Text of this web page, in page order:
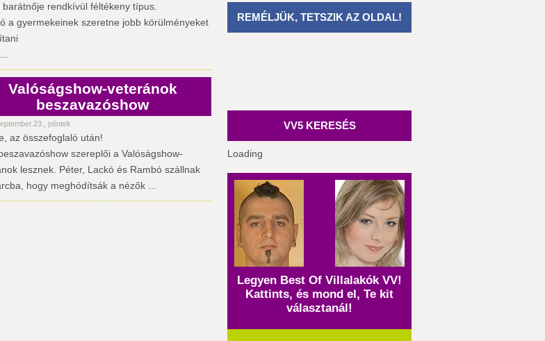
barátnője rendkívül féltékeny típus.
a gyermekeinek szeretne jobb körülményeket
Valóságshow-veteránok
beszavazóshow
péntek
az összefoglaló után!
szereplői a Valóságshow-
lesznek. Péter, Lackó és Rambó szállnak
hogy meghódítsák a nézők ...
REMÉLJÜK, TETSZIK AZ OLDAL!
VV5 KERESÉS
Loading
Legyen Best Of Villalakók VV!
Kattints, és mond el, Te kit
választanál!